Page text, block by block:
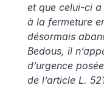
et que celui-ci
à la fermeture
désormais
Bedous, il
d’urgence
de l’article L.